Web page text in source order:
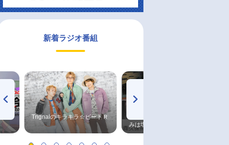
新着ラジオ番組
Trignalのキラキラ☆ビートＲ
みは塩だけ